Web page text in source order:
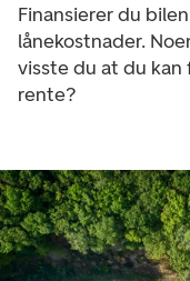
Finansierer du
lånekostnader.
visste du at du kan
rente?